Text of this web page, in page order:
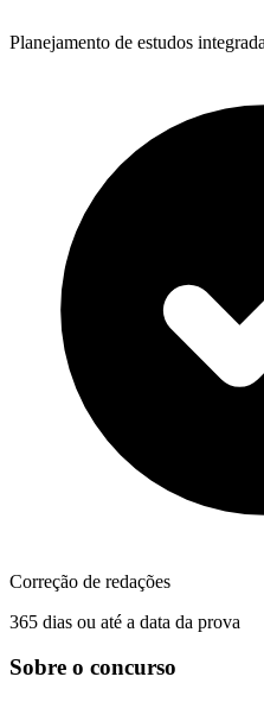
Planejamento de estudos
Correção de redações
365 dias ou até a data da prova
Sobre o concurso